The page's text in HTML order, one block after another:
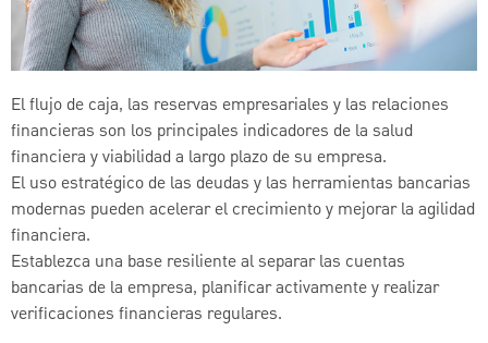
El flujo de caja, las reservas empresariales y las relaciones
financieras son los principales indicadores de la salud
financiera y viabilidad a largo plazo de su empresa.
El uso estratégico de las deudas y las herramientas bancarias
modernas pueden acelerar el crecimiento y mejorar la agilidad
financiera.
Establezca una base resiliente al separar las cuentas
bancarias de la empresa, planificar activamente y realizar
verificaciones financieras regulares.